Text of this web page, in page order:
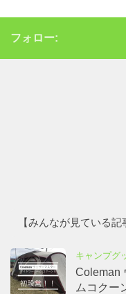
フォロー:
【みんなが見ている記
キャンプグ
Coleman
ムコクー